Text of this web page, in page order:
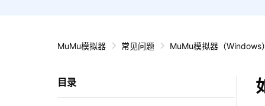
MuMu模拟器 常见问题 MuMu模拟器（Windows
目录